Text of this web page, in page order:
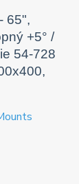
65",
+5° /
54-728